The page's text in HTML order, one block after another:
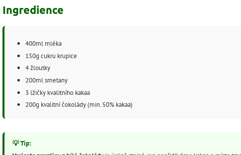
Ingredience
400ml mléka
150g cukru krupice
4 žloutky
200ml smetany
3 lžičky kvalitního kakaa
200g kvalitní čokolády (min. 50% kakaa)